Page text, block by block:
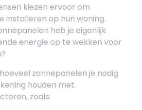
kiezen ervoor om
installeren op hun woning.
heb je eigenlijk
energie op te wekken voor
zonnepanelen je nodig
houden met
zoals: